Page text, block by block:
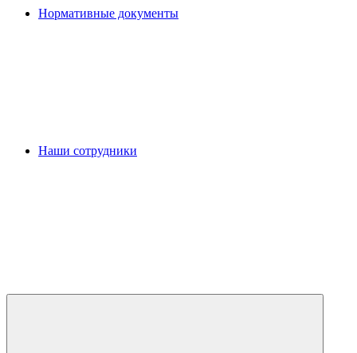
Нормативные документы
Наши сотрудники